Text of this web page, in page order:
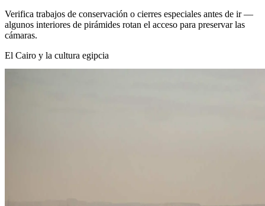
Verifica trabajos de conservación o cierres especiales antes de ir —
algunos interiores de pirámides rotan el acceso para preservar las
cámaras.
El Cairo y la cultura egipcia